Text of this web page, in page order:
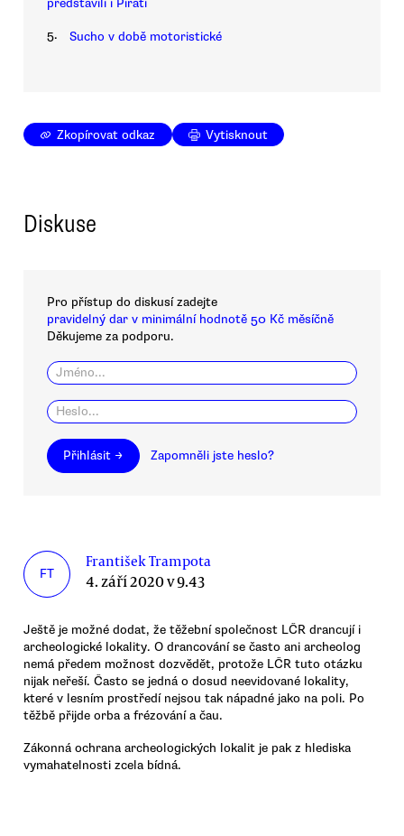
představili i Piráti
5. Sucho v době motoristické
Zkopírovat odkaz Vytisknout
Diskuse
Pro přístup do diskusí zadejte
pravidelný dar v minimální hodnotě 50 Kč měsíčně
Děkujeme za podporu.
Přihlásit → Zapomněli jste heslo?
FT
František Trampota
4. září 2020 v 9.43
Ještě je možné dodat, že těžební společnost LČR drancují i
archeologické lokality. O drancování se často ani archeolog
nemá předem možnost dozvědět, protože LČR tuto otázku
nijak neřeší. Často se jedná o dosud neevidované lokality,
které v lesním prostředí nejsou tak nápadné jako na poli. Po
těžbě přijde orba a frézování a čau.
Zákonná ochrana archeologických lokalit je pak z hlediska
vymahatelnosti zcela bídná.